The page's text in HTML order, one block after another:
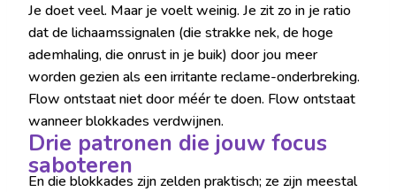
Je doet veel. Maar je voelt weinig. Je zit zo in je ratio
dat de lichaamssignalen (die strakke nek, de hoge
ademhaling, die onrust in je buik) door jou meer
worden gezien als een irritante reclame-onderbreking.
Flow ontstaat niet door méér te doen. Flow ontstaat
wanneer blokkades verdwijnen.
Drie patronen die jouw focus
saboteren
En die blokkades zijn zelden praktisch; ze zijn meestal